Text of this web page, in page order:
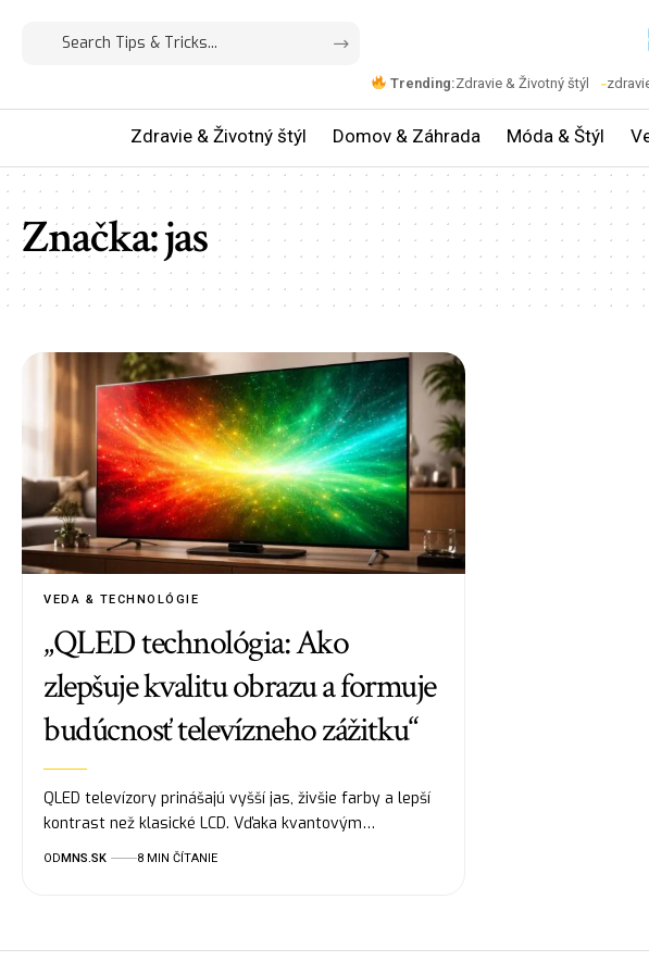
Trending:Zdravie & Životný štýl
Zdravie & Životný štýl Domov & Záhrada Móda & Štýl
Značka:jas
VEDA & TECHNOLÓGIE
„QLED technológia: Ako
zlepšuje kvalitu obrazu a formuje
budúcnosť televízneho zážitku“
QLED televízory prinášajú vyšší jas, živšie farby a lepší
kontrast než klasické LCD. Vďaka kvantovým…
ODMNS.SK 8 MIN ČÍTANIE